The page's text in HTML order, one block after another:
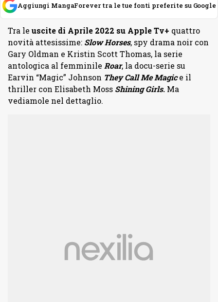
Aggiungi MangaForever tra le tue fonti preferite su Google
Tra le uscite di Aprile 2022 su Apple Tv+ quattro
novità attesissime: Slow Horses, spy drama noir con
Gary Oldman e Kristin Scott Thomas, la serie
antologica al femminile Roar, la docu-serie su
Earvin “Magic” Johnson They Call Me Magice il
thriller con Elisabeth Moss Shining Girls. Ma
vediamole nel dettaglio.